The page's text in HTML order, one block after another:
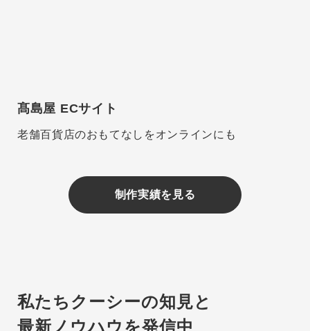
髙島屋 ECサイト
老舗百貨店のおもてなしをオンラインにも
制作実績を見る
私たちクーシーの知見と
最新ノウハウを発信中